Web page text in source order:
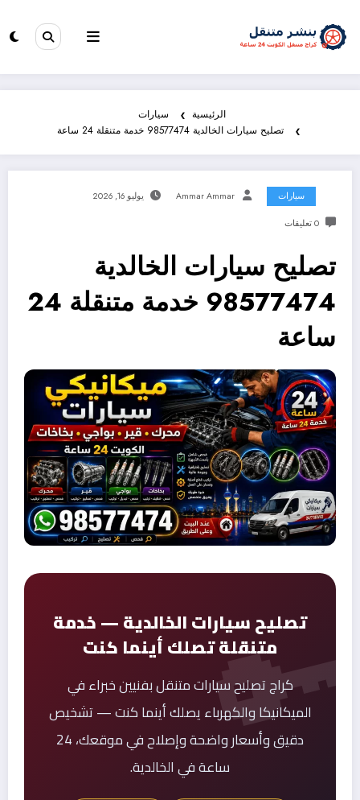
الرئيسية
سيارات
تصليح سيارات الخالدية 98577474 خدمة متنقلة 24 ساعة
سيارات Ammar Ammar يوليو 16, 2026
0 تعليقات
تصليح سيارات الخالدية
98577474 خدمة متنقلة 24
ساعة
تصليح سيارات الخالدية — خدمة
متنقلة تصلك أينما كنت
كراج تصليح سيارات متنقل بفنيين خبراء في
الميكانيكا والكهرباء يصلك أينما كنت — تشخيص
دقيق وأسعار واضحة وإصلاح في موقعك، 24
ساعة في الخالدية.